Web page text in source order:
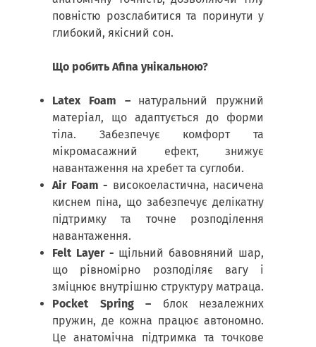
повністю розслабитися та поринути у
глибокий, якісний сон.
Що робить Afina унікальною?
Latex Foam –натуральний пружний
матеріал, що адаптується до форми
тіла. Забезпечує комфорт та
мікромасажний ефект, знижує
навантаження на хребет та суглоби.
Air Foam - високоеластична, насичена
киснем піна, що забезпечує делікатну
підтримку та точне розподілення
навантаження.
Felt Layer - щільний бавовняний шар,
що рівномірно розподіляє вагу і
зміцнює внутрішню структуру матраца.
Pocket Spring – блок незалежних
пружин, де кожна працює автономно.
Це анатомічна підтримка та точкове